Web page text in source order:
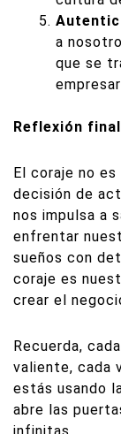
a
que se
Reflexión final
El coraje no
decisión de
nos impulsa a
enfrentar
sueños con
coraje es
crear el
Recuerda,
valiente, cada
estás usando
abre las